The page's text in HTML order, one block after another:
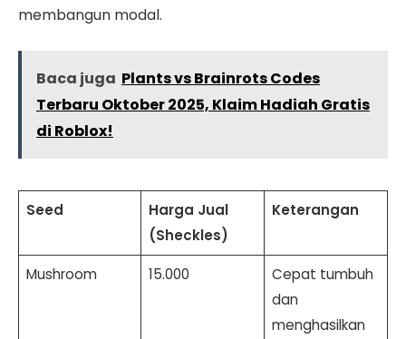
membangun modal.
Baca juga Plants vs Brainrots Codes
Terbaru Oktober 2025, Klaim Hadiah Gratis
di Roblox!
Seed
Harga Jual
(Sheckles)
Keterangan
Mushroom 15.000
Cepat tumbuh
dan
menghasilkan